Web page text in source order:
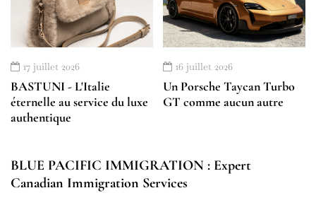
17 juillet 2026
BASTUNI - L'Italie
éternelle au service du luxe
authentique
16 juillet 2026
Un Porsche Taycan Turbo
GT comme aucun autre
BLUE PACIFIC IMMIGRATION : Expert
Canadian Immigration Services